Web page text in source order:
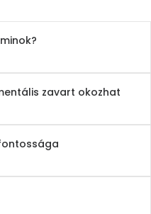
zavart okozhat